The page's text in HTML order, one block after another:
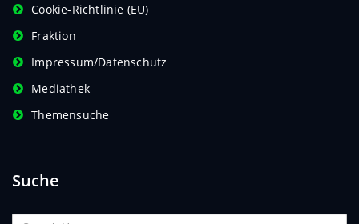
Cookie-Richtlinie (EU)
Fraktion
Impressum/Datenschutz
Mediathek
Themensuche
Suche